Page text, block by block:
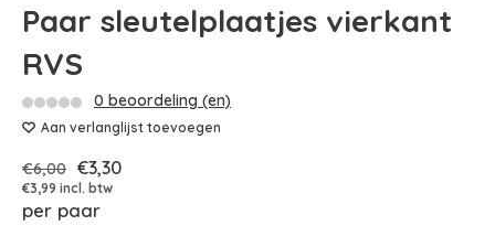
Paar sleutelplaatjes vierkant
RVS
0 beoordeling (en)
Aan verlanglijst toevoegen
€6,00 €3,30
€3,99 incl. btw
per paar